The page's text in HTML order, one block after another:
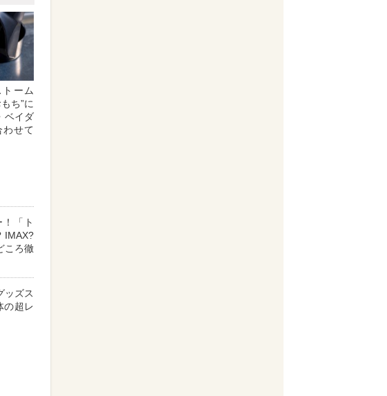
トーム
ち”に
ベイダ
わせて
！「ト
IMAX?
ころ徹
ッズス
の超レ